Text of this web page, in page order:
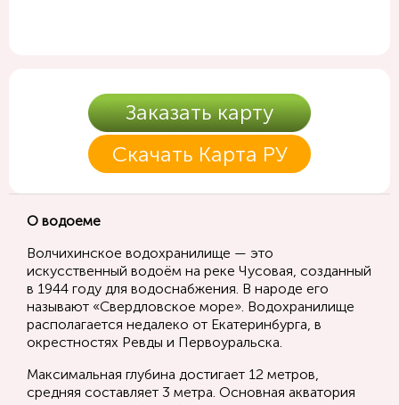
Заказать карту
Скачать Карта РУ
О водоеме
Волчихинское водохранилище — это
искусственный водоём на реке Чусовая, созданный
в 1944 году для водоснабжения. В народе его
называют «Свердловское море». Водохранилище
располагается недалеко от Екатеринбурга, в
окрестностях Ревды и Первоуральска.
Максимальная глубина достигает 12 метров,
средняя составляет 3 метра. Основная акватория